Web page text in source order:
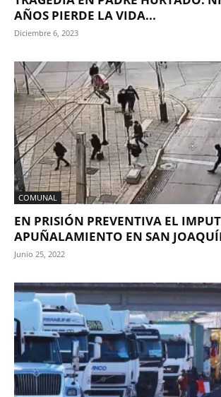
AÑOS PIERDE LA VIDA...
Diciembre 6, 2023
COMUNAL
EN PRISIÓN PREVENTIVA EL
APUÑALAMIENTO EN SAN
Junio 25, 2022